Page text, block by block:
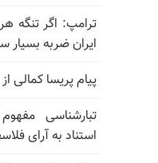
ترامپ: اگر تنگه
ایران ضربه
پیام پریسا کمالی
تبارشناسی
استناد به آرای